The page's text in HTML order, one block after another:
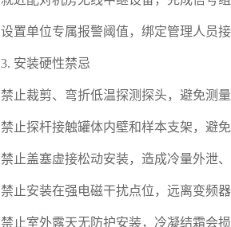
设置单位专属报警阈值，绑定管理人员接
3. 安装硬性禁忌
禁止裁剪、弯折低温探测探头，避免测
禁止探杆接触罐体内壁和样本支架，避
禁止盖塞虚接松动安装，造成冷量外泄
禁止安装在强电磁干扰点位，远离变频
禁止室外露天无防护安装，冷凝结霜会损